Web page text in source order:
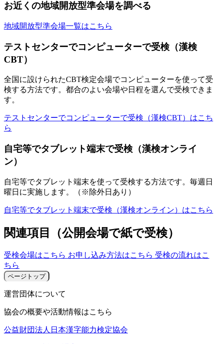
お近くの地域開放型準会場を調べる
地域開放型準会場一覧はこちら
テストセンターでコンピューターで受検（漢検
CBT）
全国に設けられたCBT検定会場でコンピューターを使って受
検する方法です。都合のよい会場や日程を選んで受検できま
す。
テストセンターでコンピューターで受検（漢検CBT）はこち
ら
自宅等でタブレット端末で受検（漢検オンライ
ン）
自宅等でタブレット端末を使って受検する方法です。毎週日
曜日に実施します。（※除外日あり）
自宅等でタブレット端末で受検（漢検オンライン）はこちら
関連項目（公開会場で紙で受検）
受検会場はこちら お申し込み方法はこちら 受検の流れはこ
ちら
ページトップ
運営団体について
協会の概要や活動情報はこちら
公益財団法人日本漢字能力検定協会